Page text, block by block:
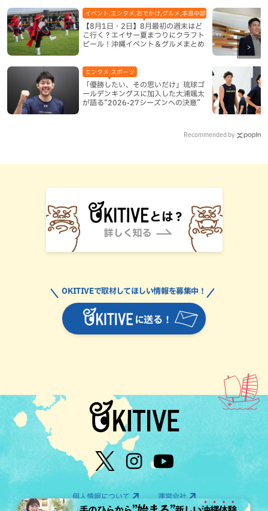
【8月1日・2日】8月最初の週末はど
こ行く？エイサー夏まつりにクラフト
ビール！沖縄イベント＆グルメまとめ
イベント,エンタメ,おでかけ,グルメ,本島中部,本島北部,本島南部
「優勝したい、その思いだけ」琉球ゴ
ールデンキングスに加入した大浦颯太
が語る“2026-27シーズンへの決意”
エンタメ,スポーツ
Recommended by
に送る！
OKITIVEで取材してほしい情報を募集中！
個人情報について 運営会社